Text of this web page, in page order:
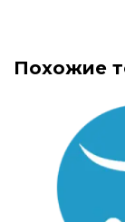
Похожие